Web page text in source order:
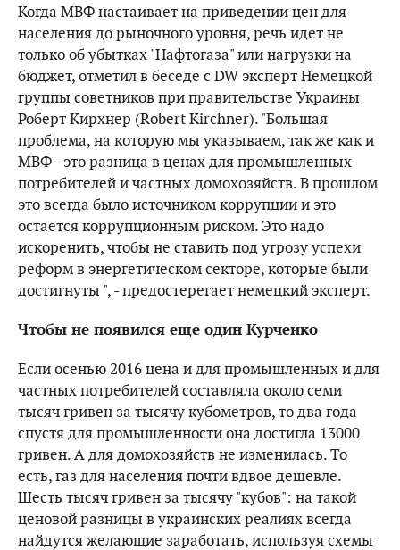
Когда МВФ настаивает на приведении цен для
населения до рыночного уровня, речь идет не
только об убытках "Нафтогаза" или нагрузки на
бюджет, отметил в беседе с DW эксперт Немецкой
группы советников при правительстве Украины
Роберт Кирхнер (Robert Kirchner). "Большая
проблема, на которую мы указываем, так же как и
МВФ - это разница в ценах для промышленных
потребителей и частных домохозяйств. В прошлом
это всегда было источником коррупции и это
остается коррупционным риском. Это надо
искоренить, чтобы не ставить под угрозу успехи
реформ в энергетическом секторе, которые были
достигнуты ", - предостерегает немецкий эксперт.
Чтобы не появился еще один Курченко
Если осенью 2016 цена и для промышленных и для
частных потребителей составляла около семи
тысяч гривен за тысячу кубометров, то два года
спустя для промышленности она достигла 13000
гривен. А для домохозяйств не изменилась. То
есть, газ для населения почти вдвое дешевле.
Шесть тысяч гривен за тысячу "кубов": на такой
ценовой разницы в украинских реалиях всегда
найдутся желающие заработать, используя схемы